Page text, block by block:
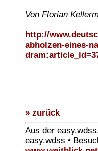
Von Florian
http://
abholzen-eines-
» zurück
Aus der
easy.wdss •